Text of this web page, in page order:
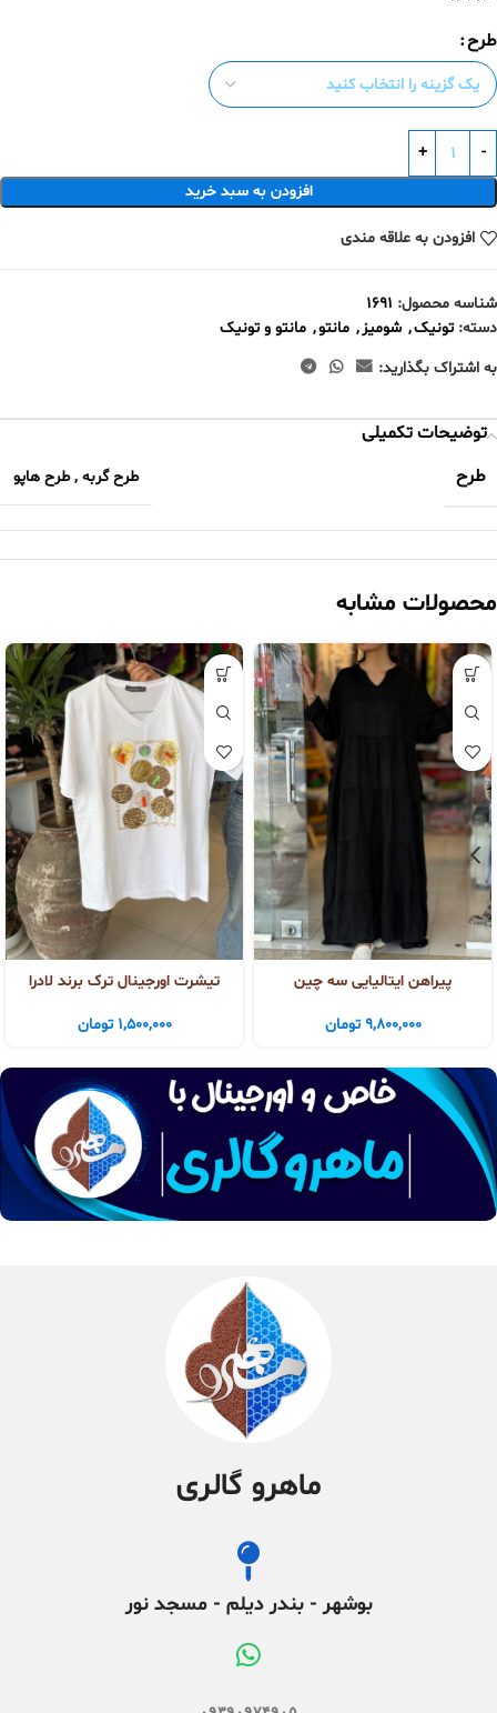
طرح
افزودن به سبد خرید
افزودن به علاقه مندی
شناسه محصول: ۱۶۹۱
دسته: تونیک, شومیز, مانتو, مانتو و تونیک
به اشتراک بگذارید:
توضیحات تکمیلی
طرح
طرح گربه ,طرح هاپو
محصولات مشابه
پیراهن ایتالیایی سه چین
9,800,000 تومان
تیشرت اورجینال ترک برند لادرا
1,500,000 تومان
ماهرو گالری
بوشهر - بندر دیلم - مسجد نور